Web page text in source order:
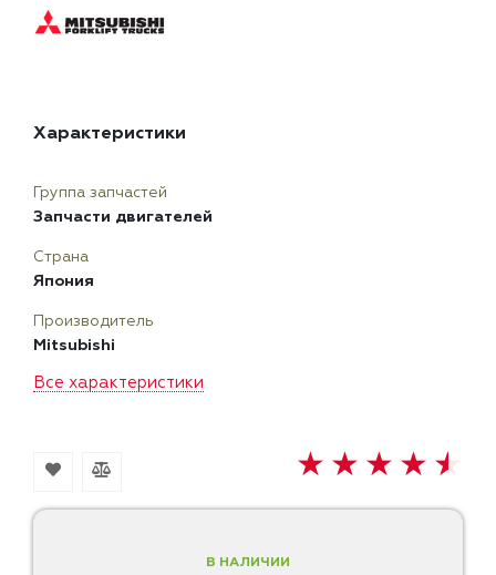
В НАЛИЧИИ
Характеристики
Все характеристики
Группа запчастей
Запчасти двигателей
Страна
Япония
Производитель
Mitsubishi